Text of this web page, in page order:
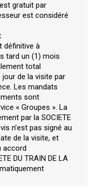
gratuit par
est considéré
définitive à
tard un (1) mois
total
de la visite par
Les mandats
sont
« Groupes ». La
par la SOCIETE
n’est pas signé au
de la visite, et
accord
DU TRAIN DE LA